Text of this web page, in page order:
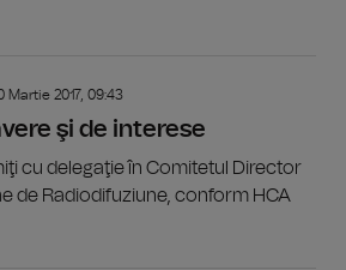
Martie 2017, 09:43
şi de interese
cu delegaţie în Comitetul Director
de Radiodifuziune, conform HCA